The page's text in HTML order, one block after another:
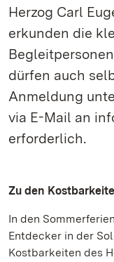
Herzog Carl
erkunden die
dürfen auch
Anmeldung
via E-Mail an
erforderlich.
Zu den
In den
Entdecker in der
Kostbarkeiten des